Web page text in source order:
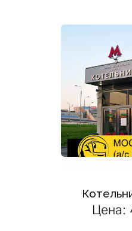
Цена: